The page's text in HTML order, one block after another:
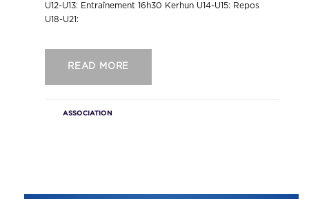
U12-U13: Entraînement 16h30 Kerhun U14-U15: Repos
U18-U21:
READ MORE
ASSOCIATION